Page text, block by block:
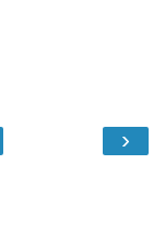
›